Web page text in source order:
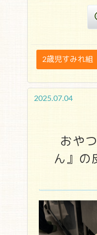
2歳児すみれ組
2025.07.04
おや
ん』の